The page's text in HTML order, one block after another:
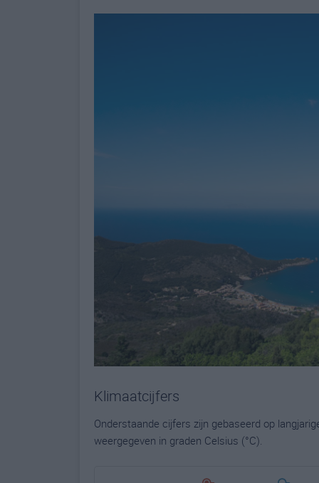
Klimaatcijfers
Onderstaande cijfers zijn gebaseerd op
weergegeven in graden Celsius (°C).